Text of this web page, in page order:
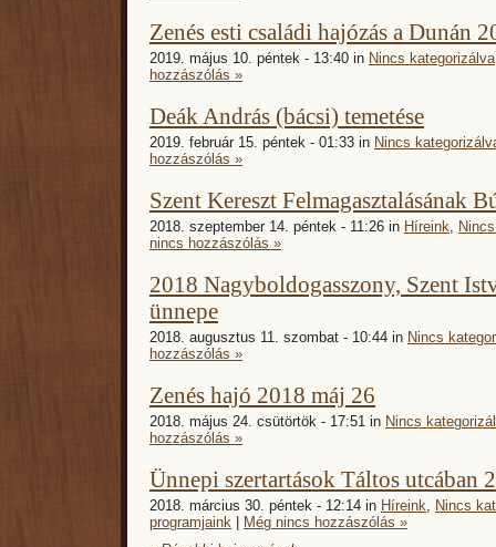
Zenés esti családi hajózás a Dunán
2019. május 10. péntek - 13:40 in Nincs kategorizálva
hozzászólás »
Deák András (bácsi) temetése
2019. február 15. péntek - 01:33 in Nincs
hozzászólás »
Szent Kereszt Felmagasztalásának
2018. szeptember 14. péntek - 11:26 in Híreink
nincs hozzászólás »
2018 Nagyboldogasszony, Szent
ünnepe
2018. augusztus 11. szombat - 10:44 in Nincs
hozzászólás »
Zenés hajó 2018 máj 26
2018. május 24. csütörtök - 17:51 in Nincs
hozzászólás »
Ünnepi szertartások Táltos utcában
2018. március 30. péntek - 12:14 in Híreink
Nincs
programjaink | Még nincs hozzászólás »